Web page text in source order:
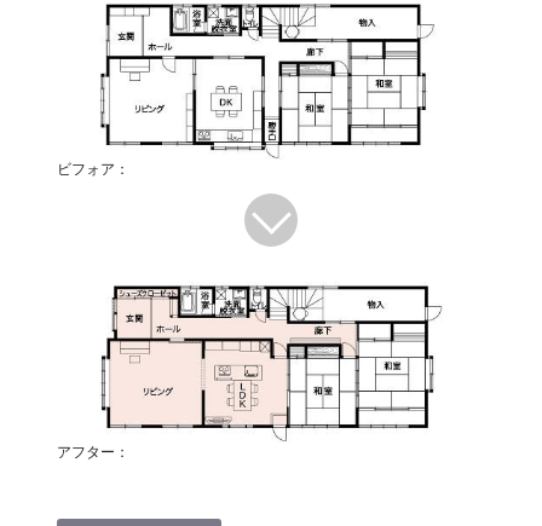
ビフォア：
アフター：